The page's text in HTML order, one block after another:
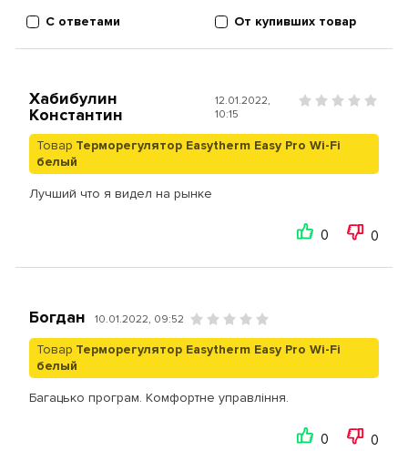
С ответами От купивших товар
Хабибулин
Константин
12.01.2022,
10:15
Товар Терморегулятор Easytherm Easy Pro Wi-Fi
белый
Лучший что я видел на рынке
0 0
Богдан 10.01.2022, 09:52
Товар Терморегулятор Easytherm Easy Pro Wi-Fi
белый
Багацько програм. Комфортне управління.
0 0